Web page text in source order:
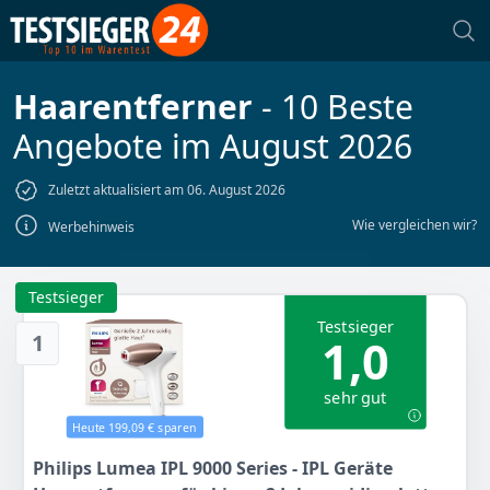
Haarentferner - 10 Beste
Angebote im August 2026
Zuletzt aktualisiert am 06. August 2026
Werbehinweis
Wie vergleichen wir?
1
Testsieger
Heute 199,09 € sparen
Testsieger
1,0
sehr gut
Philips Lumea IPL 9000 Series - IPL Geräte